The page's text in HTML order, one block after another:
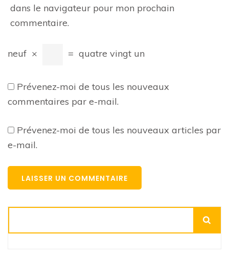
dans le navigateur pour mon prochain
commentaire.
neuf × = quatre vingt un
Prévenez-moi de tous les nouveaux
commentaires par e-mail.
Prévenez-moi de tous les nouveaux articles par
e-mail.